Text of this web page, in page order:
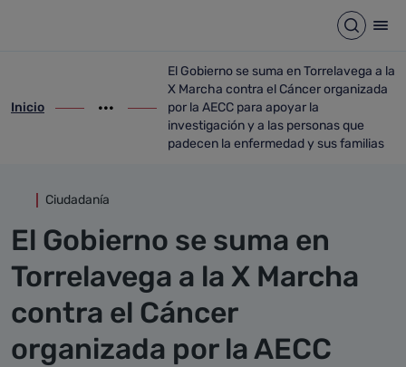
Abrir
ir-a inicio
Inicio
Mostrar opciones del camino de migas
ir-a El Gobierno se suma en
El Gobierno se suma en Torrelavega a la
X Marcha contra el Cáncer organizada
por la AECC para apoyar la
investigación y a las personas que
padecen la enfermedad y sus familias
Ciudadanía
El Gobierno se suma en
Torrelavega a la X Marcha
contra el Cáncer
organizada por la AECC